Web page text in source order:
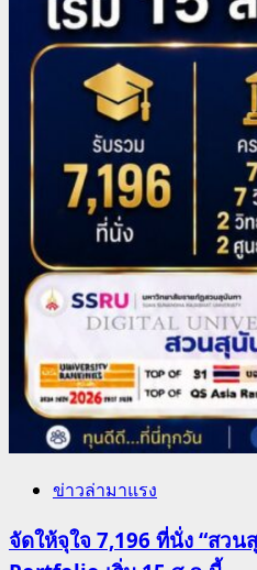
ข่าวล่ามาแรง
จัดให้จุใจ 7,196 ที่นั่ง “สวน